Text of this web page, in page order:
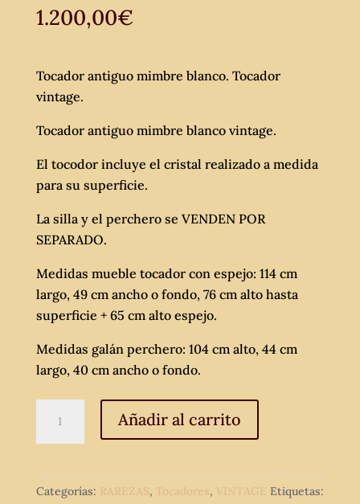
1.200,00€
Tocador antiguo mimbre blanco. Tocador
vintage.
Tocador antiguo mimbre blanco vintage.
El tocodor incluye el cristal realizado a medida
para su superficie.
La silla y el perchero se VENDEN POR
SEPARADO.
Medidas mueble tocador con espejo: 114 cm
largo, 49 cm ancho o fondo, 76 cm alto hasta
superficie + 65 cm alto espejo.
Medidas galán perchero: 104 cm alto, 44 cm
largo, 40 cm ancho o fondo.
antiguo
blanco.
Tocador
Añadir al carrito
Categorías: RAREZAS, Tocadores, VINTAGE Etiquetas: